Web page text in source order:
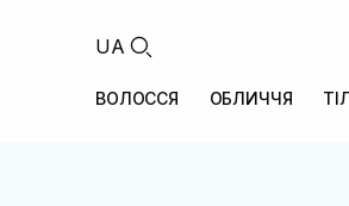
UA
ВОЛОССЯ ОБЛИЧЧЯ